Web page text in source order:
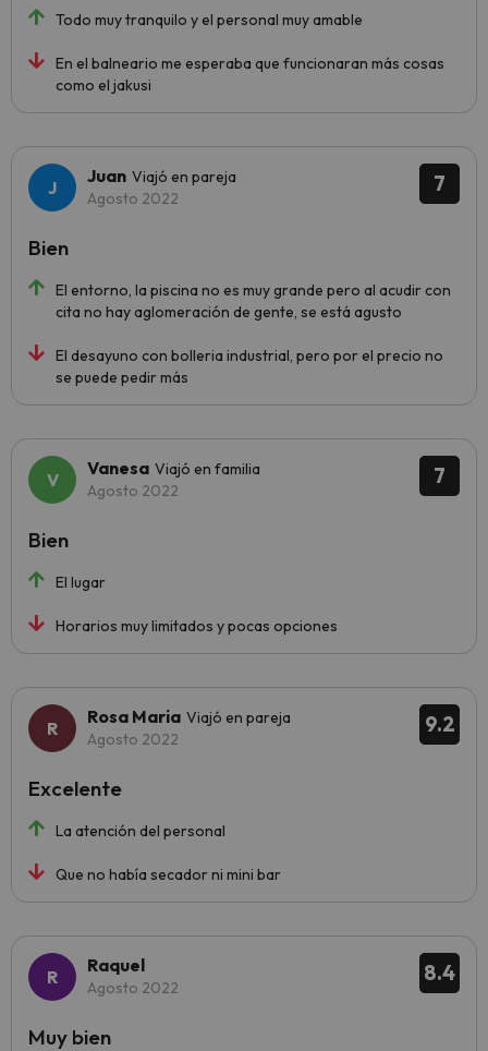
Todo muy tranquilo y el personal muy amable
En el balneario me esperaba que funcionaran más cosas
como el jakusi
7
Juan Viajó en pareja
Agosto 2022
El entorno, la piscina no es muy grande pero al acudir con
cita no hay aglomeración de gente, se está agusto
El desayuno con bolleria industrial, pero por el precio no
se puede pedir más
Bien
7
Vanesa Viajó en familia
Agosto 2022
El lugar
Horarios muy limitados y pocas opciones
Bien
9.2
Rosa Maria Viajó en pareja
Agosto 2022
La atención del personal
Que no había secador ni mini bar
Excelente
8.4
Raquel
Agosto 2022
Muy bien